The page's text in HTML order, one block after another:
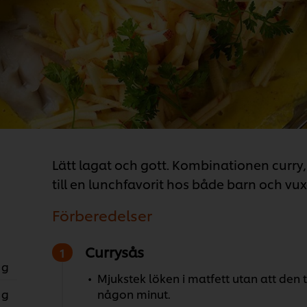
Lätt lagat och gott. Kombinationen
till en lunchfavorit hos både barn och
Förberedelser
Currysås
Mjukstek löken i matfett utan att den
någon minut.